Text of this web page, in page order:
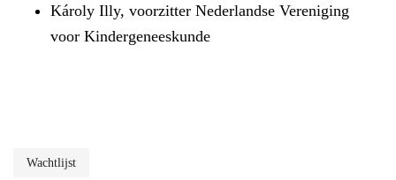
Károly Illy, voorzitter Nederlandse Vereniging
voor Kindergeneeskunde
Wachtlijst